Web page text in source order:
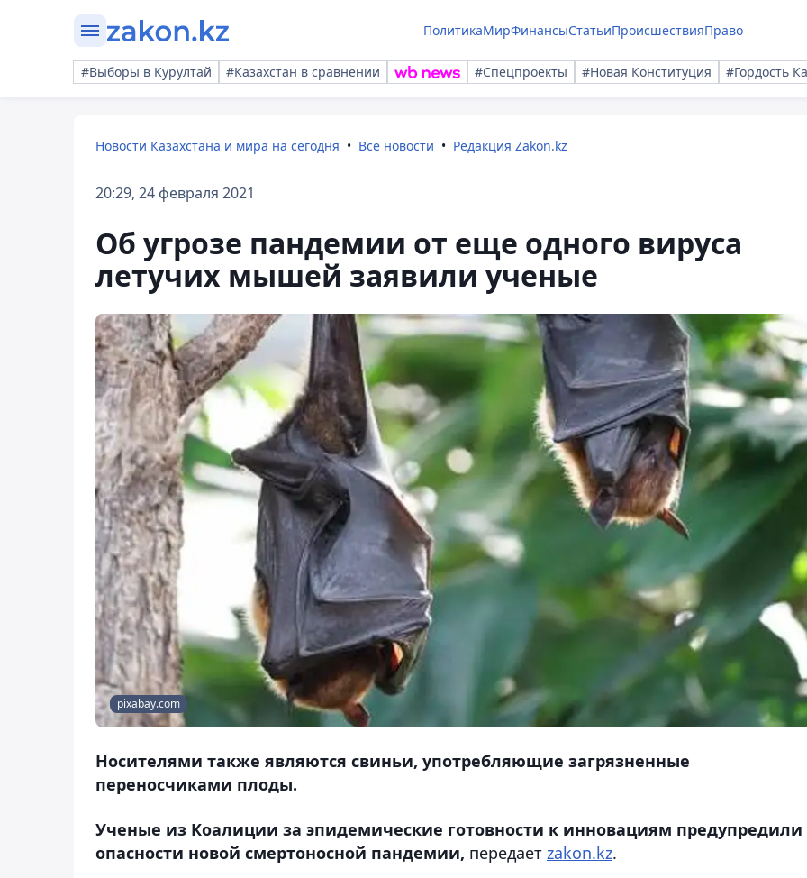
ПолитикаМирФинансыСтатьиПроисшествияПраво
#Выборы в Курултай #Казахстан в сравнении #Спецпроекты #Новая Конституция #Гордость
Новости Казахстана и мира на сегодня Все новости Редакция Zakon.kz
20:29, 24 февраля 2021
Об угрозе пандемии от еще одного вируса
летучих мышей заявили ученые
pixabay.com
Носителями также являются свиньи, употребляющие загрязненные
переносчиками плоды.
Ученые из Коалиции за эпидемические готовности к инновациям предупредили
опасности новой смертоносной пандемии, передает zakon.kz.